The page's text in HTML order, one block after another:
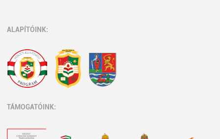
ALAPÍTÓINK:
TÁMOGATÓINK: